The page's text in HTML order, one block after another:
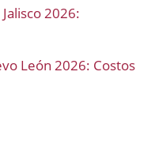
2026:
León 2026: Costos